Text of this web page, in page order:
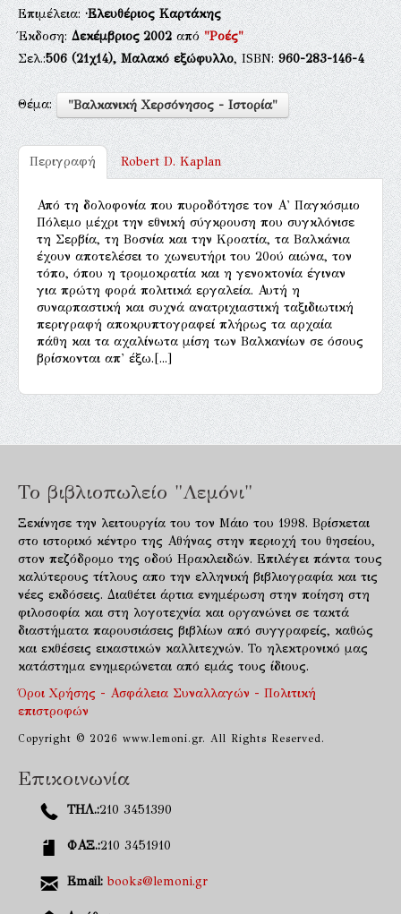
Επιμέλεια:·Ελευθέριος Καρτάκης
Έκδοση:Δεκέμβριος 2002από"Ροές"
Σελ.:506(21χ14), Μαλακό εξώφυλλο, ISBN:960-283-146-4
Θέμα: "Βαλκανική Χερσόνησος - Ιστορία"
Περιγραφή Robert D. Kaplan
Από τη δολοφονία που πυροδότησε τον Α' Παγκόσμιο
Πόλεμο μέχρι την εθνική σύγκρουση που συγκλόνισε
τη Σερβία, τη Βοσνία και την Κροατία, τα Βαλκάνια
έχουν αποτελέσει το χωνευτήρι του 20ού αιώνα, τον
τόπο, όπου η τρομοκρατία και η γενοκτονία έγιναν
για πρώτη φορά πολιτικά εργαλεία. Αυτή η
συναρπαστική και συχνά ανατριχιαστική ταξιδιωτική
περιγραφή αποκρυπτογραφεί πλήρως τα αρχαία
πάθη και τα αχαλίνωτα μίση των Βαλκανίων σε όσους
βρίσκονται απ' έξω.[...]
Το βιβλιοπωλείο "Λεμόνι"
Ξεκίνησε την λειτουργία του τον Μάιο του 1998. Βρίσκεται
στο ιστορικό κέντρο της Αθήνας στην περιοχή του θησείου,
στον πεζόδρομο της οδού Ηρακλειδών. Επιλέγει πάντα τους
καλύτερους τίτλους απο την ελληνική βιβλιογραφία και τις
νέες εκδόσεις. Διαθέτει άρτια ενημέρωση στην ποίηση στη
φιλοσοφία και στη λογοτεχνία και οργανώνει σε τακτά
διαστήματα παρουσιάσεις βιβλίων από συγγραφείς, καθώς
και εκθέσεις εικαστικών καλλιτεχνών. Το ηλεκτρονικό μας
κατάστημα ενημερώνεται από εμάς τους ίδιους.
Όροι Χρήσης - Ασφάλεια Συναλλαγών - Πολιτική
επιστροφών
Copyright © 2026 www.lemoni.gr. All Rights Reserved.
Επικοινωνία
ΤΗΛ.:210 3451390
ΦΑΞ.:210 3451910
Email: books@lemoni.gr